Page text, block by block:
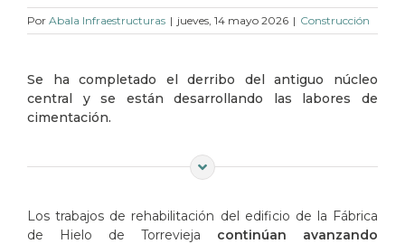
Por Abala Infraestructuras | jueves, 14 mayo 2026 | Construcción
Se ha completado el derribo del antiguo núcleo
central y se están desarrollando las labores de
cimentación.
Los trabajos de rehabilitación del edificio de la Fábrica
de Hielo de Torrevieja continúan avanzando